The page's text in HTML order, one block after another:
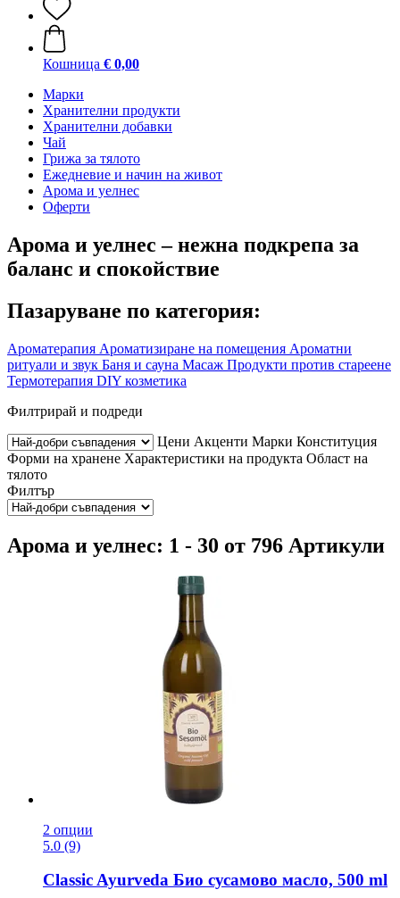
Кошница € 0,00
Марки
Хранителни продукти
Хранителни добавки
Чай
Грижа за тялото
Ежедневие и начин на живот
Арома и уелнес
Оферти
Арома и уелнес – нежна подкрепа за
баланс и спокойствие
Пазаруване по категория:
Ароматерапия Ароматизиране на помещения Ароматни
ритуали и звук Баня и сауна Масаж Продукти против стареене
Термотерапия DIY козметика
Филтрирай и подреди
Цени Акценти Марки Конституция
Форми на хранене Характеристики на продукта Област на
тялото
Филтър
Арома и уелнес: 1 - 30 от 796 Артикули
2 опции
5.0 (9)
Classic Ayurveda Био сусамово масло, 500 ml